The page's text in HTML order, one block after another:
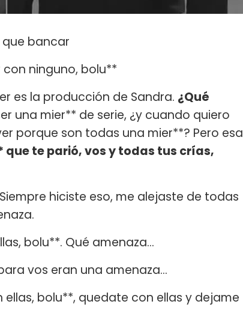
bancar
ninguno, bolu**
es la producción de Sandra. ¿Qué
una mier** de serie, ¿y cuando quiero
porque son todas una mier**? Pero esa
que te parió, vos y todas tus crías,
hiciste eso, me alejaste de todas
bolu**. Qué amenaza…
vos eran una amenaza…
bolu**, quedate con ellas y dejame